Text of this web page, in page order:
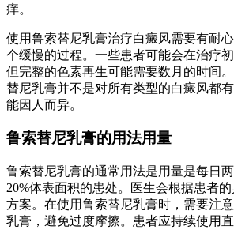
痒。
使用鲁索替尼乳膏治疗白癜风需要有耐
个缓慢的过程。一些患者可能会在治疗
但完整的色素再生可能需要数月的时间
替尼乳膏并不是对所有类型的白癜风都
能因人而异。
鲁索替尼乳膏的用法用量
鲁索替尼乳膏的通常用法是用量是每日
20%体表面积的患处。医生会根据患者
方案。在使用鲁索替尼乳膏时，需要注
乳膏，避免过度摩擦。患者应持续使用